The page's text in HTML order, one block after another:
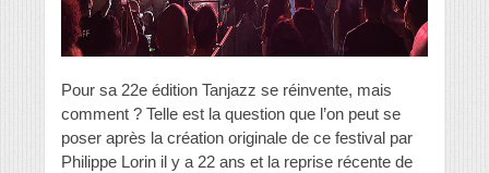
Pour sa 22e édition Tanjazz se réinvente, mais
comment ? Telle est la question que l’on peut se
poser après la création originale de ce festival par
Philippe Lorin il y a 22 ans et la reprise récente de